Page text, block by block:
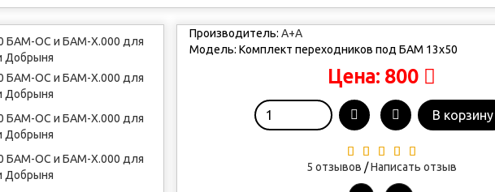
Производитель: А+А
Модель: Комплект переходников под БАМ 13х50
Цена: 800
В корзину
5 отзывов /Написать отзыв